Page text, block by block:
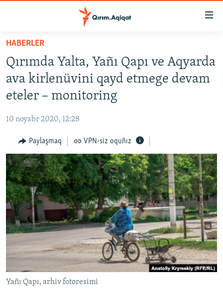
Esas
qaytmaq
Baş
navigatsiyağa
qaytmaq
Qıdıruvğa
qaytmaq
HABERLER
SİYASET
İQTİSADİYAT
MEDENİYET
İNSAN AQLARI
VİDEO
SÜRET
BLOGLAR
FİKİR
Русский
Українською
QOŞULIÑIZ!
HABERLER
Qırımda Yalta, Yañı Qapı ve Aqyarda
ava kirlenüvini qayd etmege devam
eteler – monitoring
10 noyabr 2020, 12:28
Paylaşmaq VPN-siz oquñız
Yañı Qapı, arhiv fotoresimi